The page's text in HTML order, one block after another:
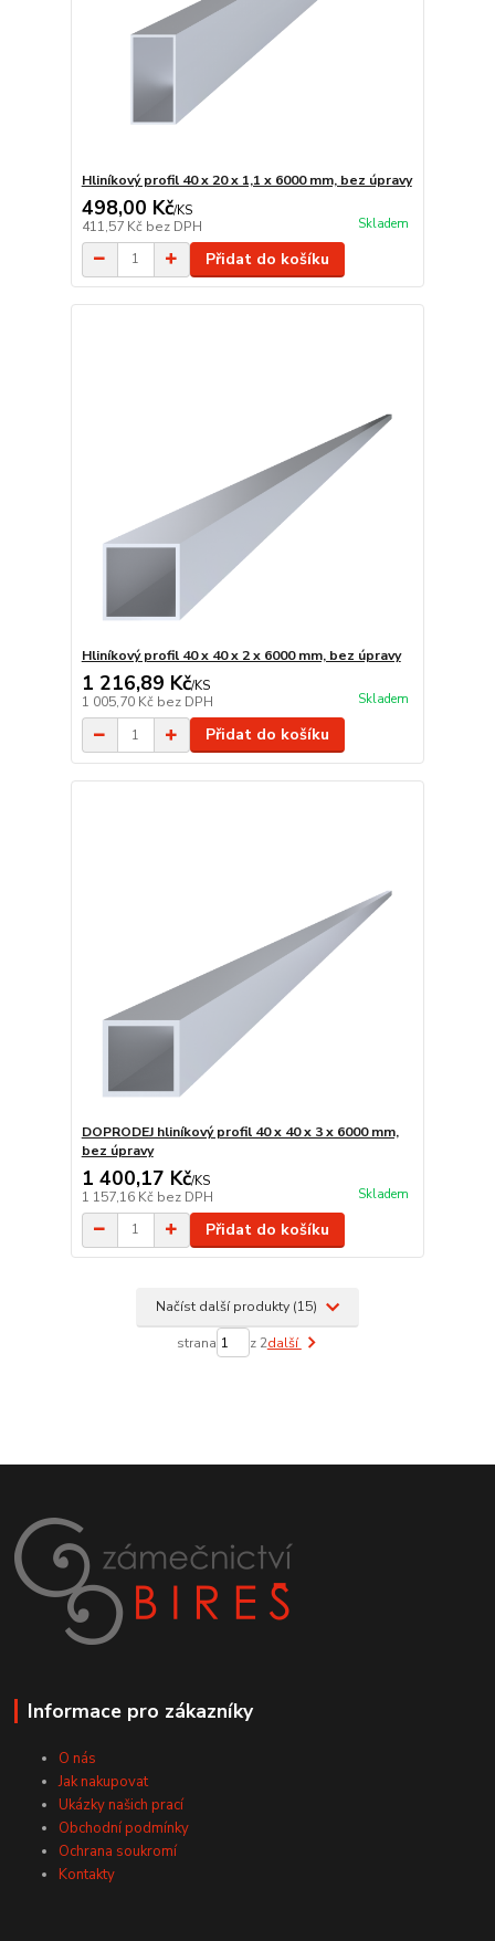
Hliníkový profil 40 x 20 x 1,1 x 6000 mm, bez úpravy
498,00 Kč/KS
411,57 Kč bez DPH Skladem
Přidat do košíku
Hliníkový profil 40 x 40 x 2 x 6000 mm, bez úpravy
1 216,89 Kč/KS
1 005,70 Kč bez DPH Skladem
Přidat do košíku
DOPRODEJ hliníkový profil 40 x 40 x 3 x 6000 mm,
bez úpravy
1 400,17 Kč/KS
1 157,16 Kč bez DPH Skladem
Přidat do košíku
Načíst další produkty (15)
strana z 2další
Informace pro zákazníky
O nás
Jak nakupovat
Ukázky našich prací
Obchodní podmínky
Ochrana soukromí
Kontakty